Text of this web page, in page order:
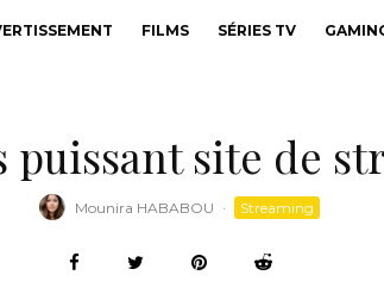
FILMS SÉRIES TV
site de
Mounira HABABOU · Streaming